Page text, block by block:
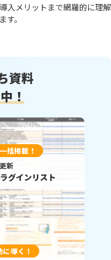
入メリットまで網羅的に理解
。
資料
！
括掲載！
新
グインリスト
導く！